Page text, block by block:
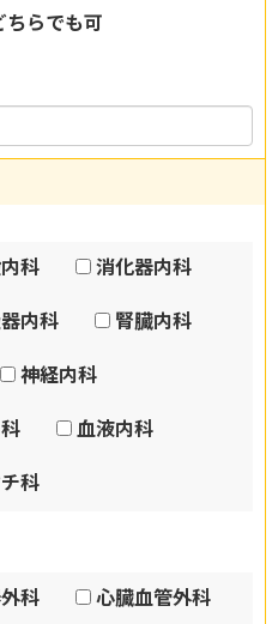
ちらでも可
科
消化器内科
内科
腎臓内科
神経内科
血液内科
科
科
心臓血管外科